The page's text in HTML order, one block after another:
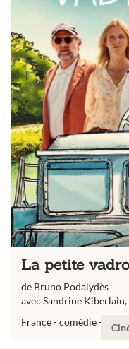
La petite
de Bruno Podalydès
avec Sandrine
France - comédie - 1 h...